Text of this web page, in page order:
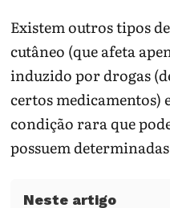
Existem outros tipos
cutâneo (que afeta
induzido por drogas
certos medicamentos)
condição rara que
possuem